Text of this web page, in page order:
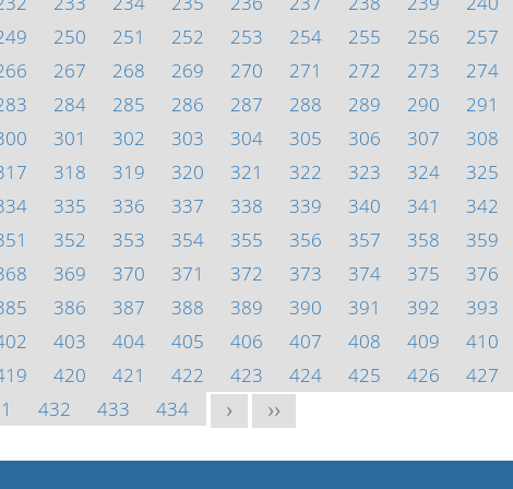
250 251 252 253 254 255 256 257
267 268 269 270 271 272 273 274
284 285 286 287 288 289 290 291
301 302 303 304 305 306 307 308
318 319 320 321 322 323 324 325
335 336 337 338 339 340 341 342
352 353 354 355 356 357 358 359
369 370 371 372 373 374 375 376
386 387 388 389 390 391 392 393
403 404 405 406 407 408 409 410
420 421 422 423 424 425 426 427
432 433 434 > >>